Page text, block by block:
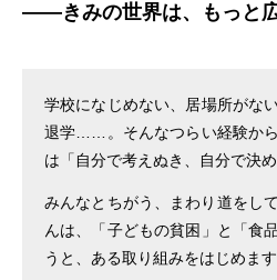
――きみの世界は、もっと広
学校になじめない、居場所がな
退学……。そんなつらい経験か
は「自分で考えぬき、自分で決
みんなとちがう、まわり道をし
んは、「子どもの貧困」と「食
うと、ある取り組みをはじめます